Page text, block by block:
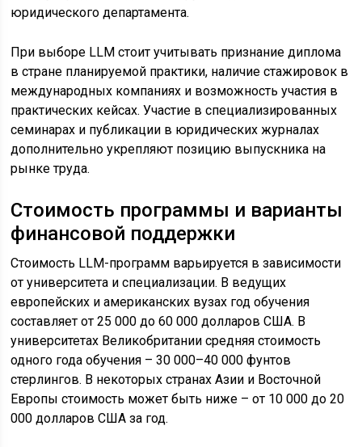
юридического департамента.
При выборе LLM стоит учитывать признание диплома
в стране планируемой практики, наличие стажировок в
международных компаниях и возможность участия в
практических кейсах. Участие в специализированных
семинарах и публикации в юридических журналах
дополнительно укрепляют позицию выпускника на
рынке труда.
Стоимость программы и варианты
финансовой поддержки
Стоимость LLM-программ варьируется в зависимости
от университета и специализации. В ведущих
европейских и американских вузах год обучения
составляет от 25 000 до 60 000 долларов США. В
университетах Великобритании средняя стоимость
одного года обучения – 30 000–40 000 фунтов
стерлингов. В некоторых странах Азии и Восточной
Европы стоимость может быть ниже – от 10 000 до 20
000 долларов США за год.